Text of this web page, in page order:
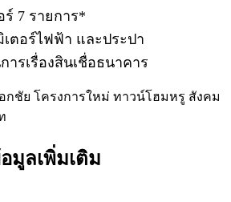
ร์ 7 รายการ*
ตอร์ไฟฟ้า และประปา
ารเรื่องสินเชื่อธนาคาร
มูลเพิ่มเติม